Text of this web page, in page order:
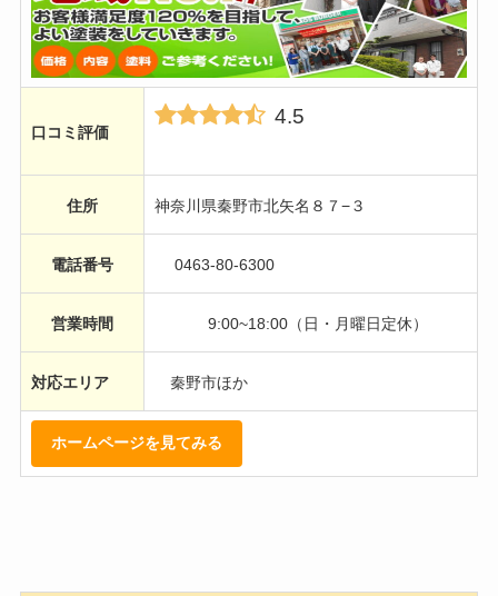
口コミ評価
4.5
住所 神奈川県秦野市北矢名８７−３
電話番号 0463-80-6300
営業時間 9:00~18:00（日・月曜日定休）
対応エリア 秦野市ほか
ホームページを見てみる